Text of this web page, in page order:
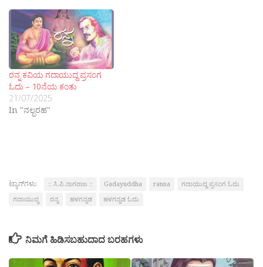
ರನ್ನ ಕವಿಯ ಗದಾಯುದ್ದ ಪ್ರಸಂಗ
ಓದು – 10ನೆಯ ಕಂತು
21/07/2025
In "ನಲ್ಬರಹ"
ಟ್ಯಾಗ್‌ಗಳು: :: ಸಿ.ಪಿ.ನಾಗರಾಜ :: Gadayuddha ranna
ಗದಾಯುದ್ದ ಪ್ರಸಂಗ ಓದು
ಗದಾಯುದ್ಧ
ರನ್ನ ಹಳಗನ್ನಡ ಹಳಗನ್ನಡ ಓದು
ನಿಮಗೆ ಹಿಡಿಸಬಹುದಾದ ಬರಹಗಳು